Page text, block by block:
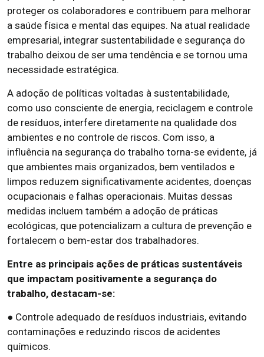
proteger os colaboradores e contribuem para melhorar
a saúde física e mental das equipes. Na atual realidade
empresarial, integrar sustentabilidade e segurança do
trabalho deixou de ser uma tendência e se tornou uma
necessidade estratégica.
A adoção de políticas voltadas à sustentabilidade,
como uso consciente de energia, reciclagem e controle
de resíduos, interfere diretamente na qualidade dos
ambientes e no controle de riscos. Com isso, a
influência na segurança do trabalho torna-se evidente, já
que ambientes mais organizados, bem ventilados e
limpos reduzem significativamente acidentes, doenças
ocupacionais e falhas operacionais. Muitas dessas
medidas incluem também a adoção de práticas
ecológicas, que potencializam a cultura de prevenção e
fortalecem o bem-estar dos trabalhadores.
Entre as principais ações de práticas sustentáveis
que impactam positivamente a segurança do
trabalho, destacam-se:
● Controle adequado de resíduos industriais, evitando
contaminações e reduzindo riscos de acidentes
químicos.